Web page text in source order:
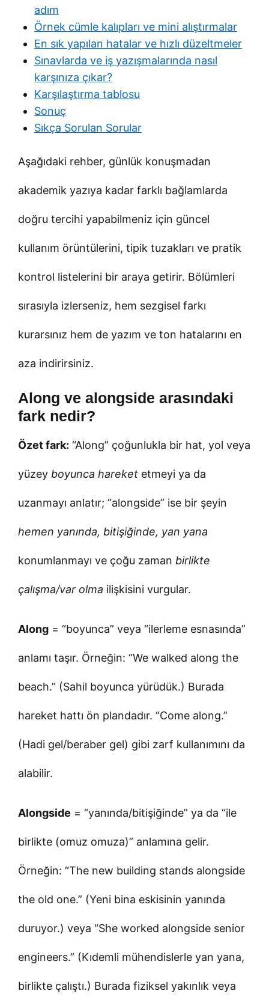
adım
Örnek cümle kalıpları ve mini alıştırmalar
En sık yapılan hatalar ve hızlı düzeltmeler
Sınavlarda ve iş yazışmalarında nasıl
karşınıza çıkar?
Karşılaştırma tablosu
Sonuç
Sıkça Sorulan Sorular
Aşağıdaki rehber, günlük konuşmadan
akademik yazıya kadar farklı bağlamlarda
doğru tercihi yapabilmeniz için güncel
kullanım örüntülerini, tipik tuzakları ve pratik
kontrol listelerini bir araya getirir. Bölümleri
sırasıyla izlerseniz, hem sezgisel farkı
kurarsınız hem de yazım ve ton hatalarını en
aza indirirsiniz.
Along ve alongside arasındaki
fark nedir?
Özet fark: “Along” çoğunlukla bir hat, yol veya
yüzey boyunca hareket etmeyi ya da
uzanmayı anlatır; “alongside” ise bir şeyin
hemen yanında, bitişiğinde, yan yana
konumlanmayı ve çoğu zaman birlikte
çalışma/var olma ilişkisini vurgular.
Along = “boyunca” veya “ilerleme esnasında”
anlamı taşır. Örneğin: “We walked along the
beach.” (Sahil boyunca yürüdük.) Burada
hareket hattı ön plandadır. “Come along.”
(Hadi gel/beraber gel) gibi zarf kullanımını da
alabilir.
Alongside = “yanında/bitişiğinde” ya da “ile
birlikte (omuz omuza)” anlamına gelir.
Örneğin: “The new building stands alongside
the old one.” (Yeni bina eskisinin yanında
duruyor.) veya “She worked alongside senior
engineers.” (Kıdemli mühendislerle yan yana,
birlikte çalıştı.) Burada fiziksel yakınlık veya